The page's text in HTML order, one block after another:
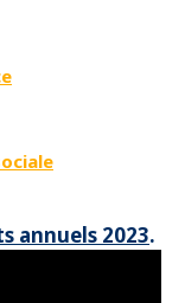
annuels 2023.